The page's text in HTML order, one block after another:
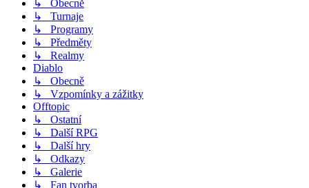
↳ Obecně
↳ Turnaje
↳ Programy
↳ Předměty
↳ Realmy
Diablo
↳ Obecně
↳ Vzpomínky a zážitky
Offtopic
↳ Ostatní
↳ Další RPG
↳ Další hry
↳ Odkazy
↳ Galerie
↳ Fan tvorba